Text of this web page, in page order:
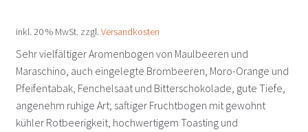
war:
48,06 €
ist:
44,60 €.
inkl. 20 % MwSt. zzgl. Versandkosten
Sehr vielfältiger Aromenbogen von Maulbeeren und
Maraschino, auch eingelegte Brombeeren, Moro-Orange und
Pfeifentabak, Fenchelsaat und Bitterschokolade, gute Tiefe,
angenehm ruhige Art; saftiger Fruchtbogen mit gewohnt
kühler Rotbeerigkeit, hochwertigem Toasting und